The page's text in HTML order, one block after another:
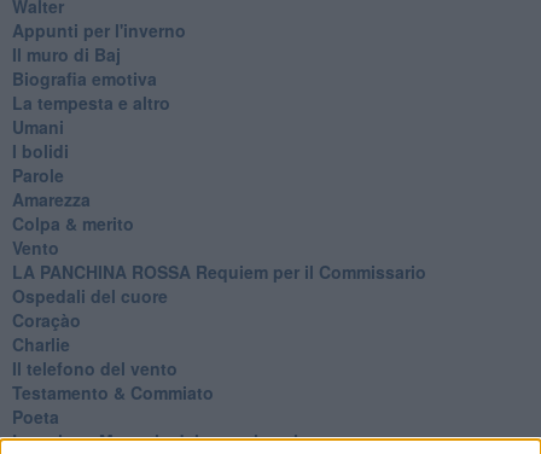
Walter
Appunti per l'inverno
Il muro di Baj
Biografia emotiva
La tempesta e altro
Umani
I bolidi
Parole
Amarezza
Colpa & merito
Vento
​LA PANCHINA ROSSA Requiem per il Commissario
Ospedali del cuore
Coraçào
Charlie
Il telefono del vento
Testamento & Commiato
Poeta
​La colpa - Memorie del commissario